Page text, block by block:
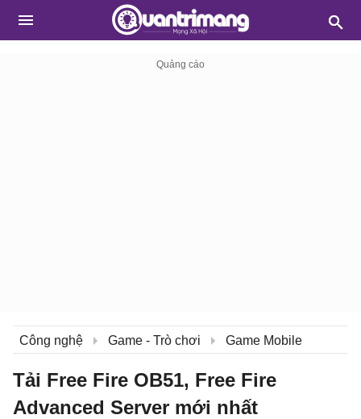
Công nghệ Game - Trò chơi Game Mobile
Tải Free Fire OB51, Free Fire
Advanced Server mới nhất